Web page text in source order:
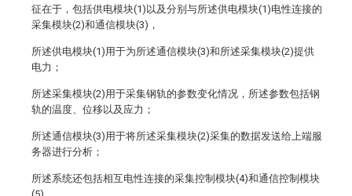
征在于，包括供电模块(1)以及分别与所述供电模块(1)电性连接的
采集模块(2)和通信模块(3)，
所述供电模块(1)用于为所述通信模块(3)和所述采集模块(2)提供
电力；
所述采集模块(2)用于采集钢轨的参数变化情况，所述参数包括钢
轨的温度、位移以及应力；
所述通信模块(3)用于将所述采集模块(2)采集的数据发送给上端服
务器进行分析；
所述系统还包括相互电性连接的采集控制模块(4)和通信控制模块